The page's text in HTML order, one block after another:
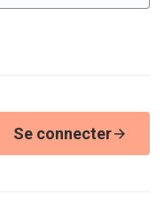
Se connecter